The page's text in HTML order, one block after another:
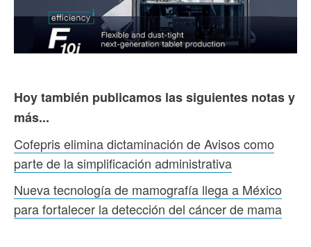
Hoy también publicamos las siguientes notas y
más...
Cofepris elimina dictaminación de Avisos como
parte de la simplificación administrativa
Nueva tecnología de mamografía llega a México
para fortalecer la detección del cáncer de mama